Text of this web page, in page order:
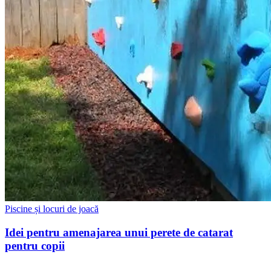
Piscine și locuri de joacă
Idei pentru amenajarea unui perete de catarat
pentru copii